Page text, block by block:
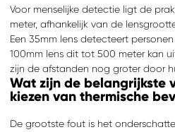
Voor menselijke detectie ligt de
meter, afhankelijk van de
Een 35mm lens detecteert
100mm lens dit tot 500 meter kan
zijn de afstanden nog groter door
Wat zijn de belangrijkste
kiezen van thermische
De grootste fout is het